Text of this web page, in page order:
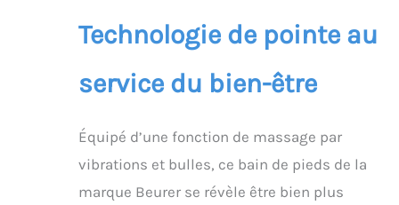
des pieds soignés et
détendus - utilisable
chaussure 51 DESIGN
rangement et de
séchage, les poignées
de transport pratiques
et les pieds en
Technologie de pointe au
service du bien-être
Équipé d’une fonction de massage par
vibrations et bulles, ce bain de pieds de la
marque Beurer se révèle être bien plus